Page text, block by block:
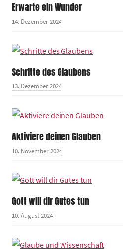
Erwarte ein Wunder
14. Dezember 2024
Schritte des Glaubens
13. Dezember 2024
Aktiviere deinen Glauben
10. November 2024
Gott will dir Gutes tun
10. August 2024